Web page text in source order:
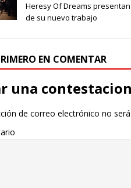
Heresy Of Dreams
de su nuevo trabajo
EN COMENTAR
una contestacion
de correo electrónico no